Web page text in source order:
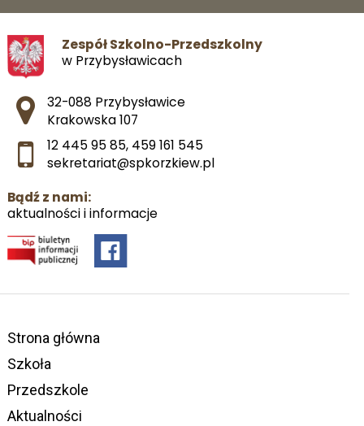
Zespół Szkolno-Przedszkolny
w Przybysławicach
Adres pocztowy:
32-088 Przybysławice
Krakowska 107
12 445 95 85, 459 161 545
sekretariat@spkorzkiew.pl
Bądź z nami:
aktualności i informacje
Strona główna
Szkoła
Przedszkole
Aktualności